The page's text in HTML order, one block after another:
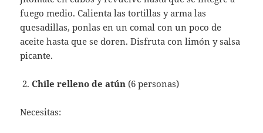
fuego medio. Calienta las tortillas y arma las
quesadillas, ponlas en un comal con un poco de
aceite hasta que se doren. Disfruta con limón y salsa
picante.
Chile relleno de atún (6 personas)
Necesitas: